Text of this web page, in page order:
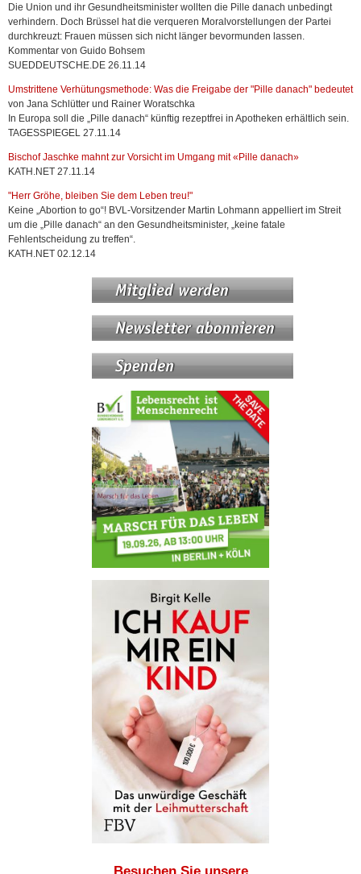
Die Union und ihr Gesundheitsminister wollten die Pille danach unbedingt
verhindern. Doch Brüssel hat die verqueren Moralvorstellungen der Partei
durchkreuzt: Frauen müssen sich nicht länger bevormunden lassen.
Kommentar von Guido Bohsem
SUEDDEUTSCHE.DE 26.11.14
Umstrittene Verhütungsmethode: Was die Freigabe der "Pille danach" bedeutet
von Jana Schlütter und Rainer Woratschka
In Europa soll die „Pille danach“ künftig rezeptfrei in Apotheken erhältlich sein.
TAGESSPIEGEL 27.11.14
Bischof Jaschke mahnt zur Vorsicht im Umgang mit «Pille danach»
KATH.NET 27.11.14
"Herr Gröhe, bleiben Sie dem Leben treu!"
Keine „Abortion to go“! BVL-Vorsitzender Martin Lohmann appelliert im Streit
um die „Pille danach“ an den Gesundheitsminister, „keine fatale
Fehlentscheidung zu treffen“.
KATH.NET 02.12.14
Besuchen Sie unsere